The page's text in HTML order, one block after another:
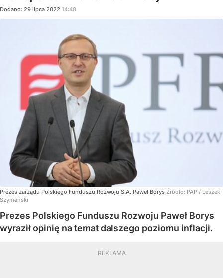
Dodano: 29 lipca 2022 14:48
Prezes zarządu Polskiego Funduszu Rozwoju S.A. Paweł Borys Źródło: PAP / Leszek
Szymański
Prezes Polskiego Funduszu Rozwoju Paweł Borys
wyraził opinię na temat dalszego poziomu inflacji.